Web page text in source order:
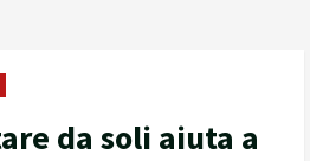
da soli aiuta a